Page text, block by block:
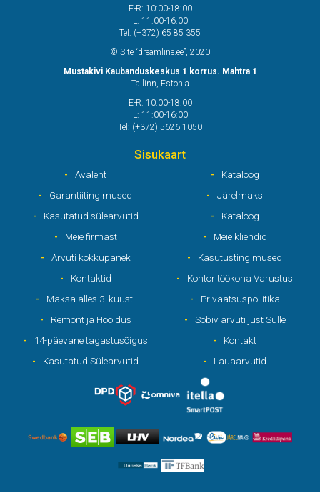
E-R: 10:00-18:00
L: 11:00-16:00
Tel: (+372) 65 85 355
© Site “dreamline.ee”, 2020
Mustakivi Kaubanduskeskus 1 korrus. Mahtra 1
Tallinn, Estonia
E-R: 10:00-18:00
L: 11:00-16:00
Tel: (+372) 5626 1050
Sisukaart
Avaleht
Kataloog
Garantiitingimused
Järelmaks
Kasutatud sülearvutid
Kataloog
Meie firmast
Meie kliendid
Arvuti kokkupanek
Kasutustingimused
Kontaktid
Kontoritöökoha Varustus
Maksa alles 3. kuust!
Privaatsuspoliitika
Remont ja Hooldus
Sobiv arvuti just Sulle
14-päevane tagastusõigus
Kontakt
Kasutatud Sülearvutid
Lauaarvutid